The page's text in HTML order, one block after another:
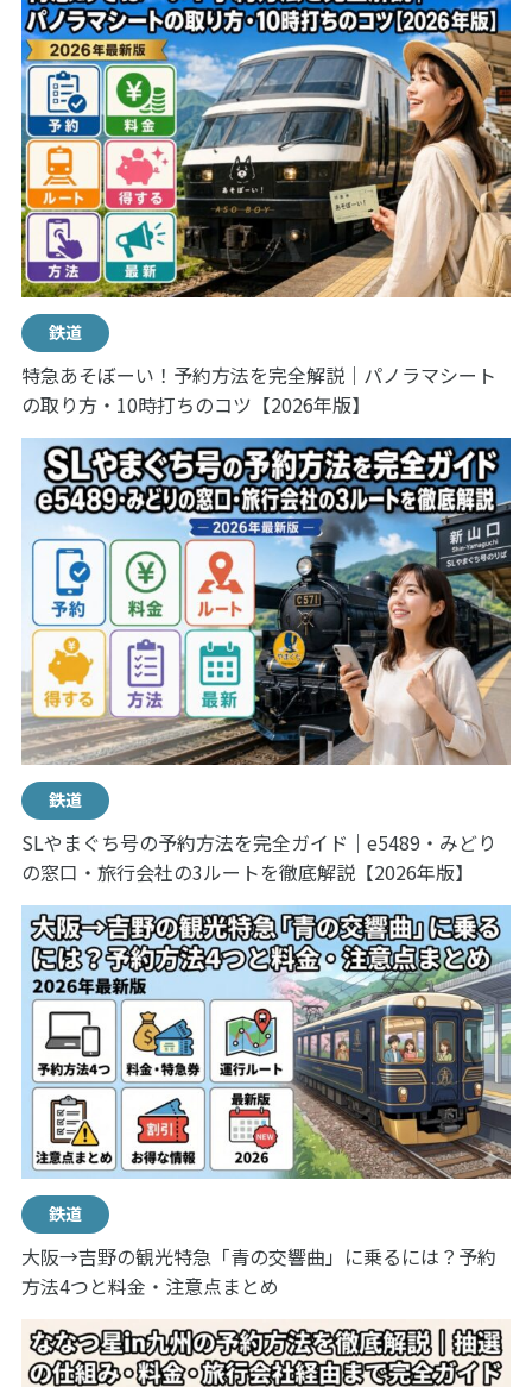
鉄道
特急あそぼーい！予約方法を完全解説｜パノラマシート
の取り方・10時打ちのコツ【2026年版】
鉄道
SLやまぐち号の予約方法を完全ガイド｜e5489・みどり
の窓口・旅行会社の3ルートを徹底解説【2026年版】
鉄道
大阪→吉野の観光特急「青の交響曲」に乗るには？予約
方法4つと料金・注意点まとめ